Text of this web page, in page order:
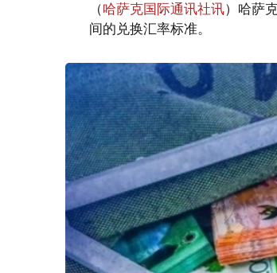
（哈萨克国际通讯社讯）哈萨
间的兑换汇率标准。